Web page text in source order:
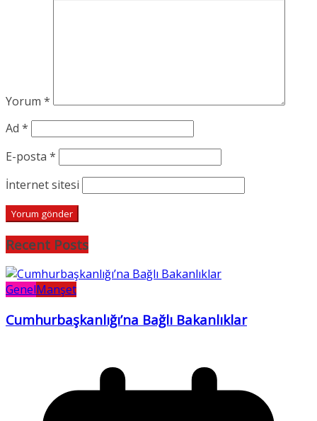
Yorum *
Ad *
E-posta *
İnternet sitesi
Recent Posts
GenelManşet
Cumhurbaşkanlığı’na Bağlı Bakanlıklar